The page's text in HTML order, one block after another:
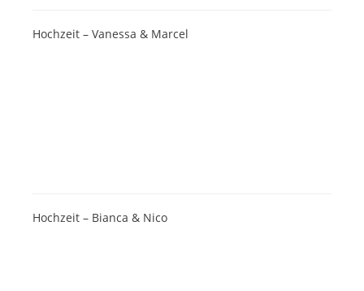
Hochzeit – Vanessa & Marcel
Hochzeit – Bianca & Nico